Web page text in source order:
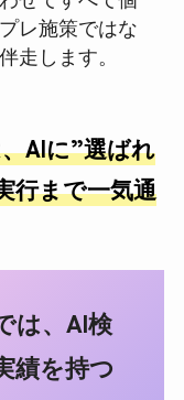
レ施策ではな
走します。
AIに”選ばれ
行まで一気通
は、AI検
績を持つ